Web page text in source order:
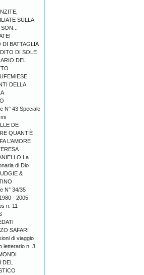
SULLA
DI BATTAGLIA
DI SOLE
DEL
DELLA
N° 43 Speciale
DE
QUANT’È
L’AMORE
La
di Dio
&
N° 34/35
- 2005
n. 11
SAFARI
di viaggio
letterario n. 3
DEL